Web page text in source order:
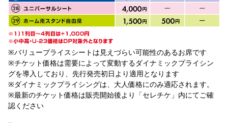
※バリュープライスシートは見えづらい可能性のあるお席です
※チケット価格は需要によって変動するダイナミックプライシン
グを導入しており、先行発売初日より適用となります
※ダイナミックプライシングは、大人価格にのみ適応されます。
※最新のチケット価格は販売開始後より「セレチケ」内にてご確
認ください